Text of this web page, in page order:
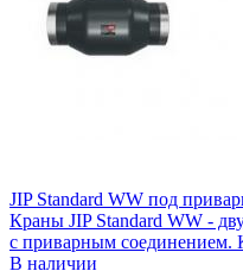
JIP Standard WW под
Краны JIP Standard WW -
с приварным соединением.
В наличии